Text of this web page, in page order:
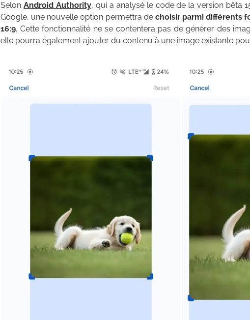
Selon Android Authority, qui a analysé le code de la version bêta
Google, une nouvelle option permettra de choisir parmi différents
16:9. Cette fonctionnalité ne se contentera pas de générer des
elle pourra également ajouter du contenu à une image existante